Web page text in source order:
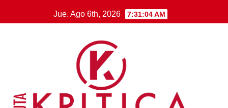
al
Jue. Ago 6th, 2026 7:31:04 AM